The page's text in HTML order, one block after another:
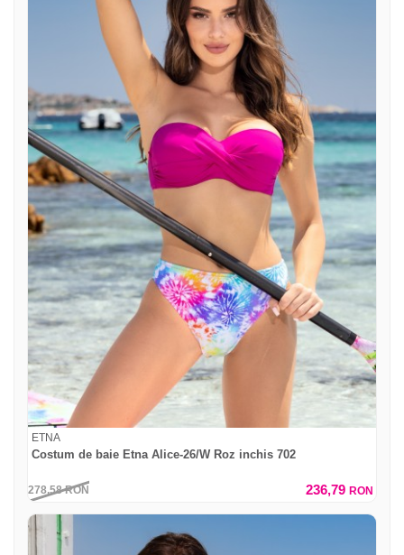
ETNA
Costum de baie Etna Alice-26/W Roz inchis 702
278,58RON 236,79 RON